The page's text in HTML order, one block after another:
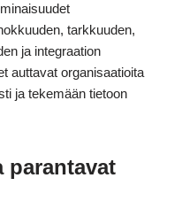
tarkkuuden,
ja integraation
auttavat organisaatioita
ja tekemään tietoon
parantavat